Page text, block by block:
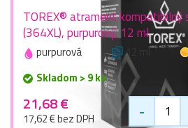
TOREX® atrament kompatibilný
(364XL), purpurový, 12 ml
purpurová 12 ml
Skladom > 9 ks
21,68 €
17,62 € bez DPH -